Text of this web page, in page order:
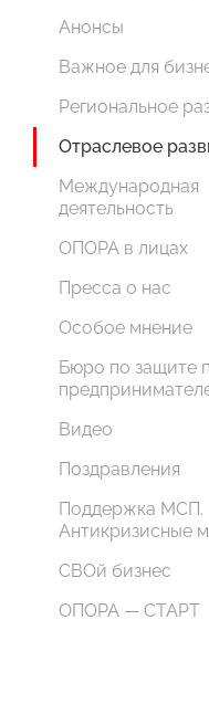
Анонсы
Важное для
Региональное
Отраслевое
Международная
деятельность
ОПОРА в лицах
Пресса о нас
Особое мнение
Бюро по защите
Видео
Поздравления
Поддержка МСП.
Антикризисные
СВОй бизнес
ОПОРА — СТАРТ